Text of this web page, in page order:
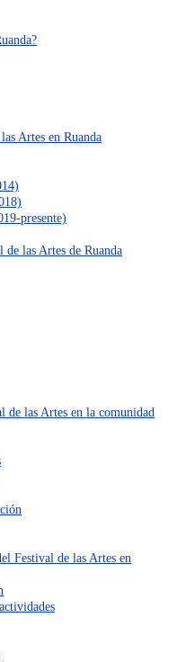
Artes en Ruanda
presente)
de las Artes de Ruanda
las Artes en la comunidad
Festival de las Artes en